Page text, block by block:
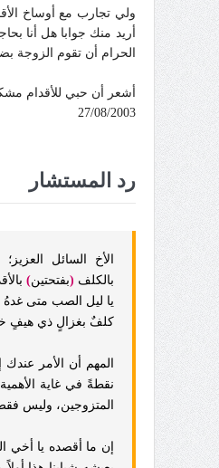
ولي تجارب مع أوساخ
أريد منك جوابا هل أنا
الحرام أن تقوم الزوجة
أشعر أن حبي للأقدام
27/08/2003
رد المستشار
الأخ السائل
بالكلف (بفتحتين)
يا ليل الصب متى غدهُ
كلفٌ بغزالٍ ذي هيفٍ
المهم
أن الأمر
نقطةً في غاية
المتزوجين، وليس
إن ما أقصده يا أخي